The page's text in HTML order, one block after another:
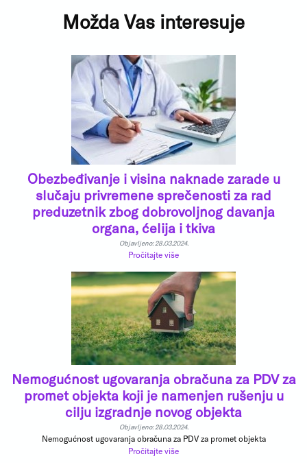
Možda Vas interesuje
Obezbeđivanje i visina naknade zarade u
slučaju privremene sprečenosti za rad
preduzetnik zbog dobrovoljnog davanja
organa, ćelija i tkiva
Objavljeno: 28.03.2024.
Pročitajte više
Nemogućnost ugovaranja obračuna za PDV za
promet objekta koji je namenjen rušenju u
cilju izgradnje novog objekta
Objavljeno: 28.03.2024.
Nemogućnost ugovaranja obračuna za PDV za promet objekta
Pročitajte više